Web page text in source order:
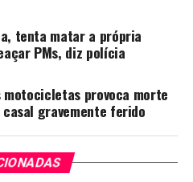
tenta matar a própria
PMs, diz polícia
provoca morte
casal gravemente ferido